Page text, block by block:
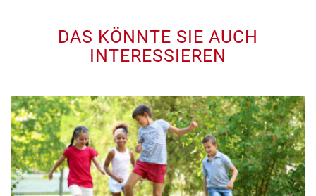
DAS KÖNNTE SIE AUCH
INTERESSIEREN